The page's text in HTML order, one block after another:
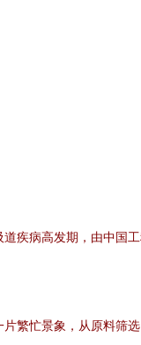
道疾病高发期，由中国
片繁忙景象，从原料筛